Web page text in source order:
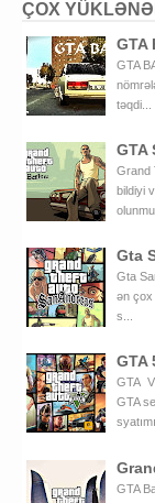
ÇOX
GTA
GTA
təqdi...
GTA
Grand
bildiyi
Gta
Gta
ən çox
s...
GTA
GTA
GTA
GTA